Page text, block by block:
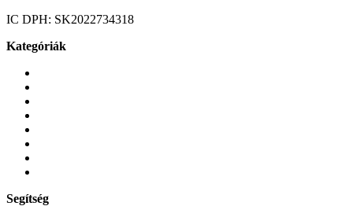
IC DPH: SK2022734318
Kategóriák
Segítség